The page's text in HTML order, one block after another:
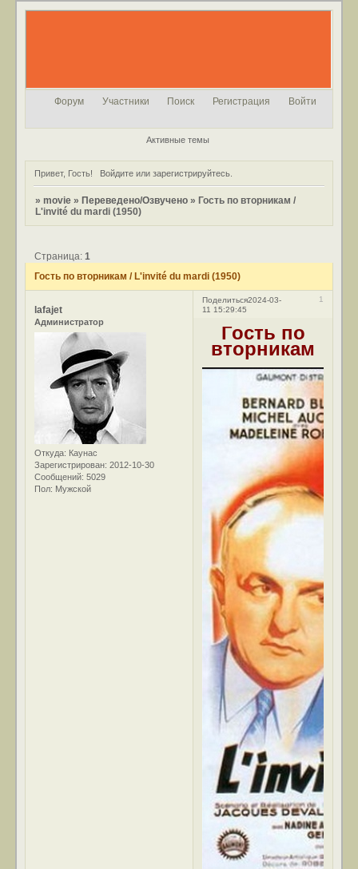
Форум Участники Поиск Регистрация Войти
Активные темы
Привет, Гость! Войдитеили зарегистрируйтесь.
»movie » Переведено/Озвучено » Гость по вторникам /
L'invité du mardi (1950)
Гость по вторникам / L'invité du mardi (1950)
Страница:1
Поделиться 1
2024-03-
11 15:29:45
lafajet
Администратор
Откуда: Каунас
Зарегистрирован: 2012-10-30
Сообщений: 5029
Пол: Мужской
Гость по
вторникам